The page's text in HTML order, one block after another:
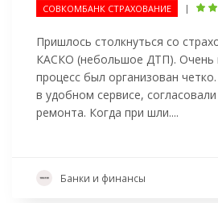
СОВКОМБАНК СТРАХОВАНИЕ |
Пришлось столкнуться со
КАСКО (небольшое ДТП). Очень
процесс был организован
в удобном сервисе,
ремонта. Когда при шли....
Банки и финансы